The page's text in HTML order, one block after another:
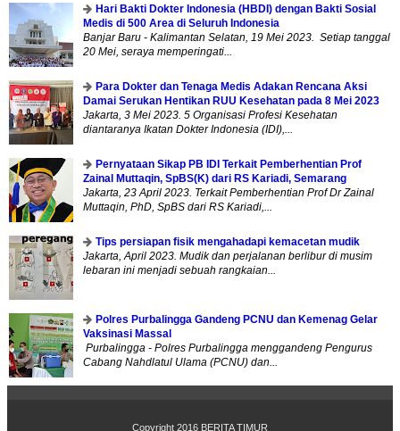
Hari Bakti Dokter Indonesia (HBDI) dengan Bakti Sosial
Medis di 500 Area di Seluruh Indonesia
Banjar Baru - Kalimantan Selatan, 19 Mei 2023. Setiap tanggal
20 Mei, seraya memperingati...
Para Dokter dan Tenaga Medis Adakan Rencana Aksi
Damai Serukan Hentikan RUU Kesehatan pada 8 Mei 2023
Jakarta, 3 Mei 2023. 5 Organisasi Profesi Kesehatan
diantaranya Ikatan Dokter Indonesia (IDI),...
Pernyataan Sikap PB IDI Terkait Pemberhentian Prof
Zainal Muttaqin, SpBS(K) dari RS Kariadi, Semarang
Jakarta, 23 April 2023. Terkait Pemberhentian Prof Dr Zainal
Muttaqin, PhD, SpBS dari RS Kariadi,...
Tips persiapan fisik mengahadapi kemacetan mudik
Jakarta, April 2023. Mudik dan perjalanan berlibur di musim
lebaran ini menjadi sebuah rangkaian...
Polres Purbalingga Gandeng PCNU dan Kemenag Gelar
Vaksinasi Massal
Purbalingga - Polres Purbalingga menggandeng Pengurus
Cabang Nahdlatul Ulama (PCNU) dan...
Copyright 2016 BERITA TIMUR